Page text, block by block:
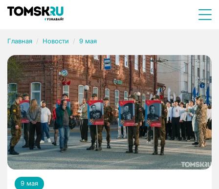
Главная Новости 9 мая
9 мая